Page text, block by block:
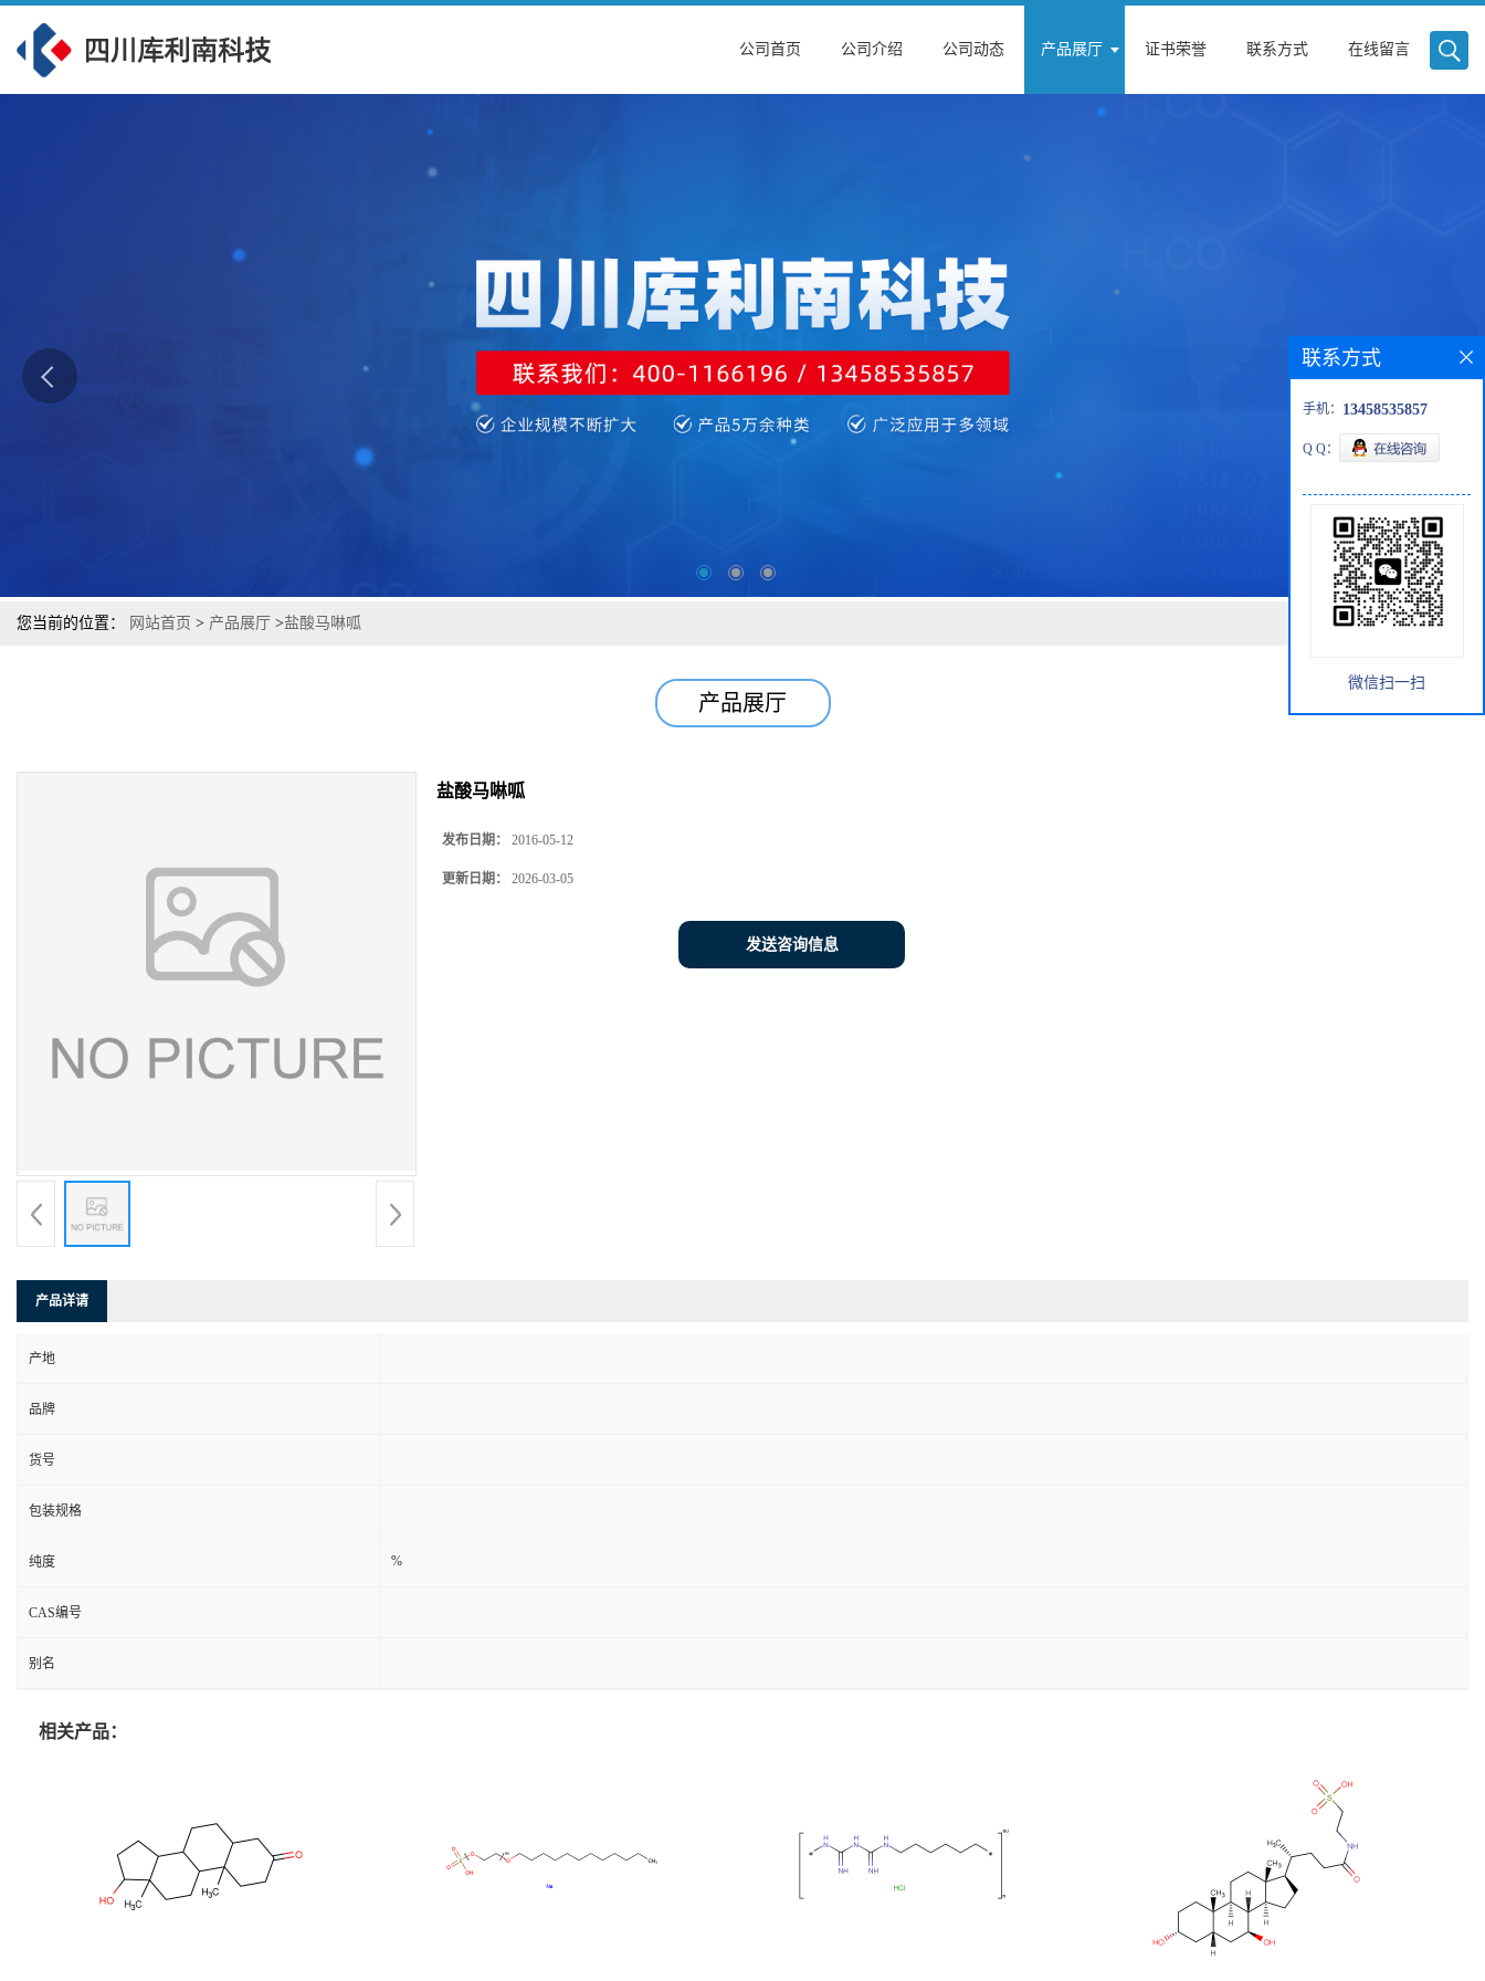
公司首页 公司介绍 公司动态 产品展厅 证书荣誉 联系方式 在线留言
您当前的位置： 网站首页 > 产品展厅 >盐酸马啉呱
产品展厅
盐酸马啉呱
发布日期： 2016-05-12
更新日期： 2026-03-05
发送咨询信息
产品详请
产地
品牌
货号
包装规格
纯度 %
CAS编号
别名
相关产品：
联系方式
手机： 13458535857
Q Q：
微信扫一扫